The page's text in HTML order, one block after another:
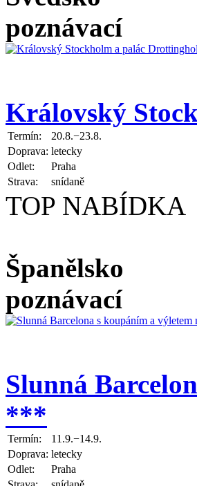
poznávací
Královský
Termín:
20.8.−23.8.
Doprava: letecky
Odlet:
Praha
Strava:
snídaně
TOP NABÍDKA
Španělsko
poznávací
Slunná
***
Termín:
11.9.−14.9.
Doprava: letecky
Odlet:
Praha